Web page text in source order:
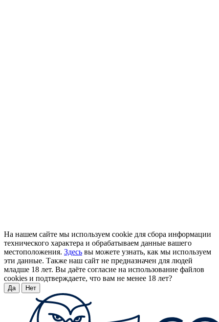
На нашем сайте мы используем cookie для сбора информации
технического характера и обрабатываем данные вашего
местоположения. Здесь вы можете узнать, как мы используем
эти данные. Также наш сайт не предназначен для людей
младше 18 лет. Вы даёте согласие на использование файлов
cookies и подтверждаете, что вам не менее 18 лет?
Да Нет